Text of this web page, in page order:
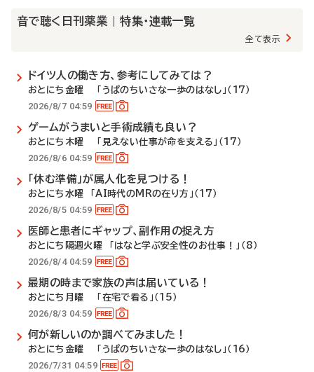
音で聴く日刊薬業 | 特集・連載一覧
全て表示
ドイツ人の働き方、参考にしてみては？
おとにち金曜 「うぱのちいさな一歩のはなし」（17）
2026/8/7 04:59
ゲームがうまいと手術成績も良い？
おとにち木曜 「見えない仕事が命を支える」（17）
2026/8/6 04:59
「休む準備」が属人化を見つける！
おとにち水曜 「AI時代のMRの在り方」（17）
2026/8/5 04:59
医師と患者にギャップ、副作用の捉え方
おとにち隔週火曜 「はなと学ぶ安全性のお仕事！」（8）
2026/8/4 04:59
最期の時まで家族の声は届いている！
おとにち月曜 「在宅で看る」（15）
2026/8/3 04:59
何が新しいのか調べてみました！
おとにち金曜 「うぱのちいさな一歩のはなし」（16）
2026/7/31 04:59